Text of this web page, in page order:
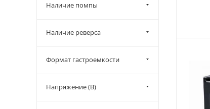
Наличие помпы
Наличие реверса
Формат гастроемкости
Напряжение (В)